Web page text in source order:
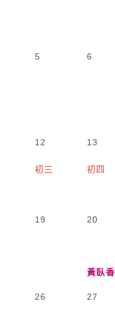
5 6
12
初三
13
初四
19 20
黃臥香
26 27